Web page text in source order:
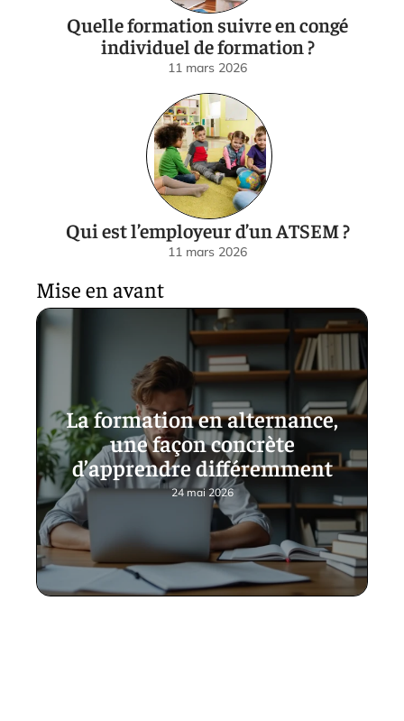
Quelle formation suivre en congé
individuel de formation ?
11 mars 2026
Qui est l’employeur d’un ATSEM ?
11 mars 2026
Mise en avant
La formation en alternance,
une façon concrète
d’apprendre différemment
24 mai 2026